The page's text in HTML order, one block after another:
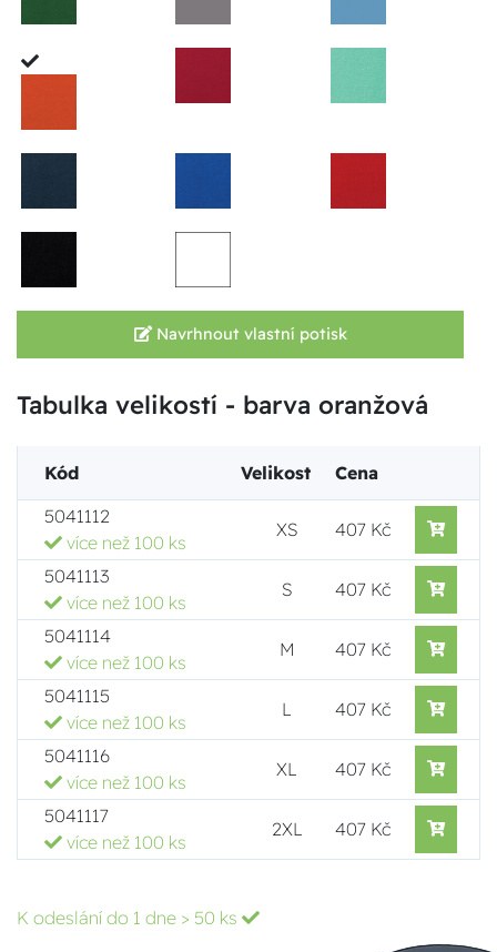
Navrhnout vlastní potisk
Tabulka velikostí - barva oranžová
Kód Velikost
Cena
5041112
více než 100 ks
XS 407 Kč
5041113
více než 100 ks
S 407 Kč
5041114
více než 100 ks
M 407 Kč
5041115
více než 100 ks
L 407 Kč
5041116
více než 100 ks
XL 407 Kč
5041117
více než 100 ks
2XL 407 Kč
K odeslání do 1 dne > 50 ks